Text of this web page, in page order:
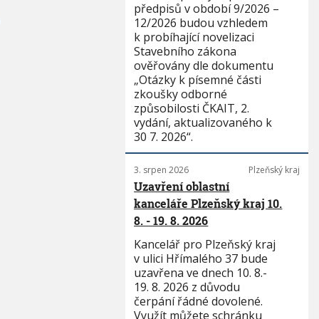
předpisů v období 9/2026 –
12/2026 budou vzhledem
k probíhající novelizaci
Stavebního zákona
ověřovány dle dokumentu
„Otázky k písemné části
zkoušky odborné
způsobilosti ČKAIT, 2.
vydání, aktualizovaného k
30 7. 2026“.
3. srpen 2026 Plzeňský kraj
Uzavření oblastní
kanceláře Plzeňský kraj 10.
8. - 19. 8. 2026
Kancelář pro Plzeňský kraj
v ulici Hřímalého 37 bude
uzavřena ve dnech 10. 8.-
19. 8. 2026 z důvodu
čerpání řádné dovolené.
Využít můžete schránku